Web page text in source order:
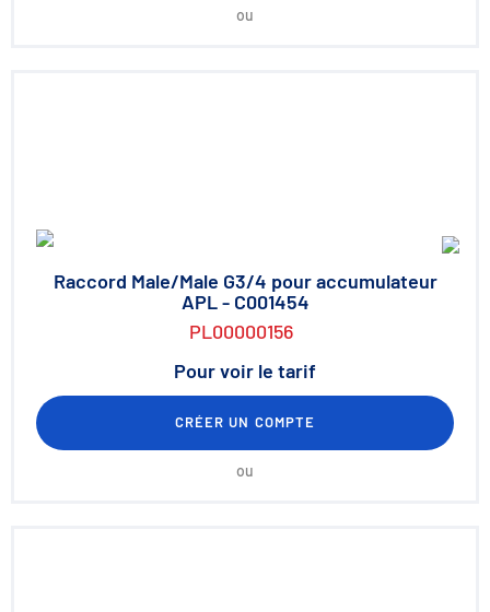
ou
Raccord Male/Male G3/4 pour accumulateur
APL - C001454
PL00000156
Pour voir le tarif
CRÉER UN COMPTE
ou